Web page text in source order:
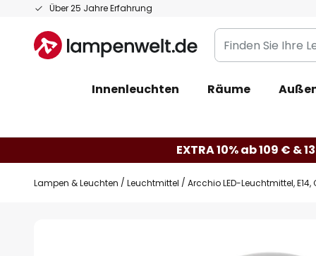
Über 25 Jahre Erfahrung
Zum
springen
Finden
Sie
Leuchte...
Innenleuchten Räume
EXTRA 10% ab 109 € &
Lampen & Leuchten Leuchtmittel Arcchio LED-Leuchtmittel, E14,